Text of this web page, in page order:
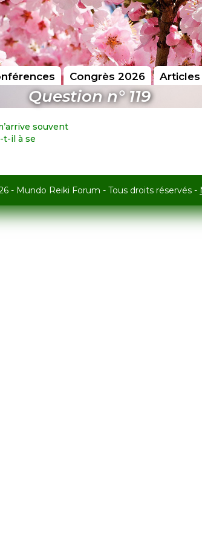
Congrès 2026 Articles
Question n° 119
souvent
t-il à se
- Mundo Reiki Forum - Tous droits réservés -